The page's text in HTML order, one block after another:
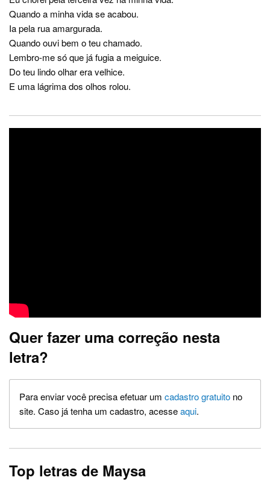
Quando a minha vida se acabou.
Ia pela rua amargurada.
Quando ouvi bem o teu chamado.
Lembro-me só que já fugia a meiguice.
Do teu lindo olhar era velhice.
E uma lágrima dos olhos rolou.
Quer fazer uma correção nesta
letra?
Para enviar você precisa efetuar um cadastro gratuito no
site. Caso já tenha um cadastro, acesseaqui.
Top letras de Maysa